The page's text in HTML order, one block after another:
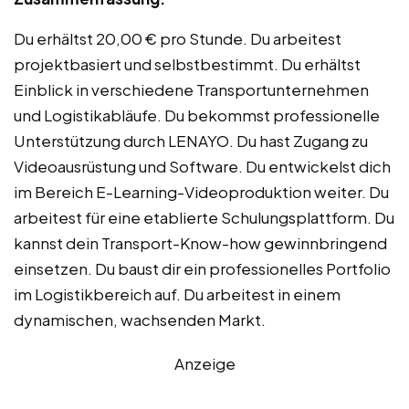
Du erhältst 20,00 € pro Stunde. Du arbeitest
projektbasiert und selbstbestimmt. Du erhältst
Einblick in verschiedene Transportunternehmen
und Logistikabläufe. Du bekommst professionelle
Unterstützung durch LENAYO. Du hast Zugang zu
Videoausrüstung und Software. Du entwickelst dich
im Bereich E-Learning-Videoproduktion weiter. Du
arbeitest für eine etablierte Schulungsplattform. Du
kannst dein Transport-Know-how gewinnbringend
einsetzen. Du baust dir ein professionelles Portfolio
im Logistikbereich auf. Du arbeitest in einem
dynamischen, wachsenden Markt.
Anzeige